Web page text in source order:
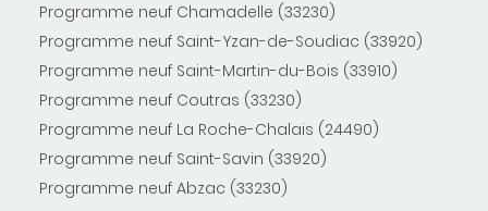
Programme neuf Chamadelle (33230)
Programme neuf Saint-Yzan-de-Soudiac (33920)
Programme neuf Saint-Martin-du-Bois (33910)
Programme neuf Coutras (33230)
Programme neuf La Roche-Chalais (24490)
Programme neuf Saint-Savin (33920)
Programme neuf Abzac (33230)